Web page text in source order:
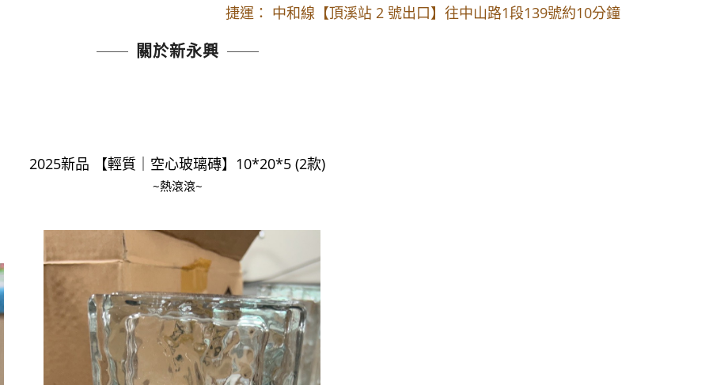
原Line已滿 無法加Line好友 請親愛的客戶加入 LINE官方帳號@a0975005573
關於新永興
2025新品 【輕質｜空心玻璃磚】10*20*5 (2款)
~熱滾滾~